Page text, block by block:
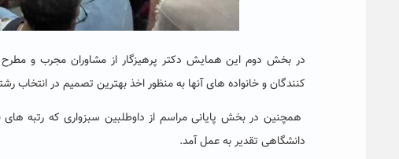
در بخش دوم این همایش دکتر پرهیزگار از مشاوران مجرب و
کنندگان و خانواده های آنها به منظور اخذ بهترین تصمیم در انتخاب
دانشگاهی تقدیر به عمل آمد.